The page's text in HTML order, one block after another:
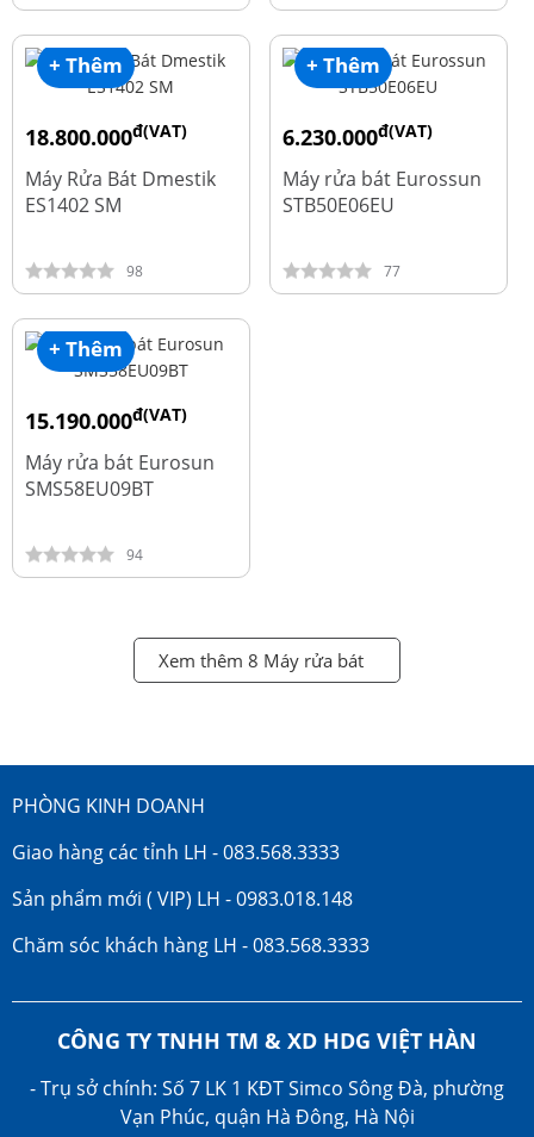
+ Thêm
18.800.000đ(VAT)
23.500.000
Máy Rửa Bát Dmestik
ES1402 SM
98
+ Thêm
6.230.000đ(VAT)
7.790.000
Máy rửa bát Eurossun
STB50E06EU
77
+ Thêm
15.190.000đ(VAT)
18.990.000
Máy rửa bát Eurosun
SMS58EU09BT
94
Xem thêm 8 Máy rửa bát
PHÒNG KINH DOANH
Giao hàng các tỉnh LH - 083.568.3333
Sản phẩm mới ( VIP) LH - 0983.018.148
Chăm sóc khách hàng LH - 083.568.3333
CÔNG TY TNHH TM & XD HDG VIỆT HÀN
- Trụ sở chính: Số 7 LK 1 KĐT Simco Sông Đà, phường
Vạn Phúc, quận Hà Đông, Hà Nội